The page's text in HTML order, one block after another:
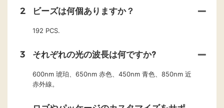
2 ビーズは何個ありますか？
192 PCS.
3 それぞれの光の波長は何ですか?
600nm 琥珀、650nm 赤色、450nm 青色、850nm 近
赤外線。